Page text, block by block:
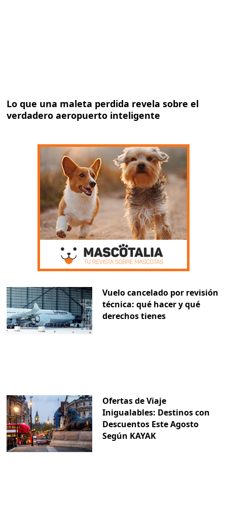
Lo que una maleta perdida revela sobre el
verdadero aeropuerto inteligente
Vuelo cancelado por revisión
técnica: qué hacer y qué
derechos tienes
Ofertas de Viaje
Inigualables: Destinos con
Descuentos Este Agosto
Según KAYAK